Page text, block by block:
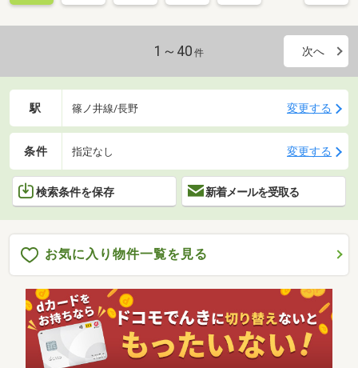
1～40 件 次へ
駅 篠ノ井線/長野 変更する
条件 指定なし 変更する
検索条件を保存 新着メールを受取る
お気に入り物件一覧を見る